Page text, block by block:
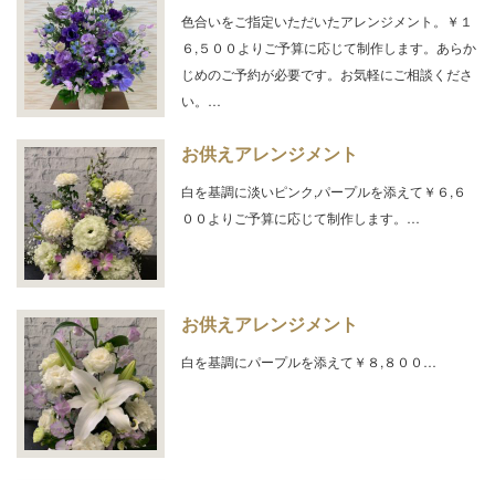
色合いをご指定いただいたアレンジメント。￥１
６,５００よりご予算に応じて制作します。あらか
じめのご予約が必要です。お気軽にご相談くださ
い。…
お供えアレンジメント
白を基調に淡いピンク,パープルを添えて￥６,６
００よりご予算に応じて制作します。…
お供えアレンジメント
白を基調にパープルを添えて￥８,８００…